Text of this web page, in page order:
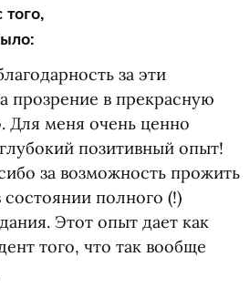
того,
за эти
прозрение в прекрасную
Для меня очень ценно
позитивный опыт!
за возможность прожить
полного (!)
Этот опыт дает как
того, что так вообще